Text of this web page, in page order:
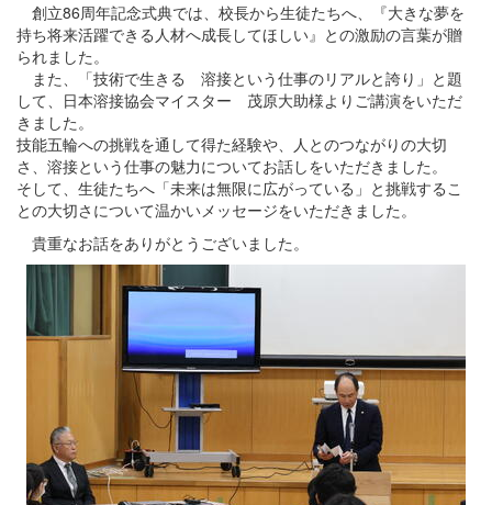
創立86周年記念式典では、校長から生徒たちへ、『大きな夢を
持ち将来活躍できる人材へ成長してほしい』との激励の言葉が贈
られました。
また、「技術で生きる 溶接という仕事のリアルと誇り」と題
して、日本溶接協会マイスター 茂原大助様よりご講演をいただ
きました。
技能五輪への挑戦を通して得た経験や、人とのつながりの大切
さ、溶接という仕事の魅力についてお話しをいただきました。
そして、生徒たちへ「未来は無限に広がっている」と挑戦するこ
との大切さについて温かいメッセージをいただきました。
貴重なお話をありがとうございました。